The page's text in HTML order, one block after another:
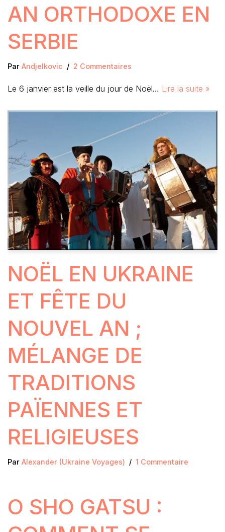
AN ORTHODOXE EN
SERBIE
Par Andjelkovic 2 Commentaires
Le 6 janvier est la veille du jour de Noël… Lire la suite »
NOËL EN UKRAINE
ET FÊTE DU
NOUVEL AN ;
MÉLANGE DE
TRADITIONS
PAÏENNES ET
RELIGIEUSES
Par Alexander (Ukraine Voyages) 1 Commentaire
O SHO GATSU :